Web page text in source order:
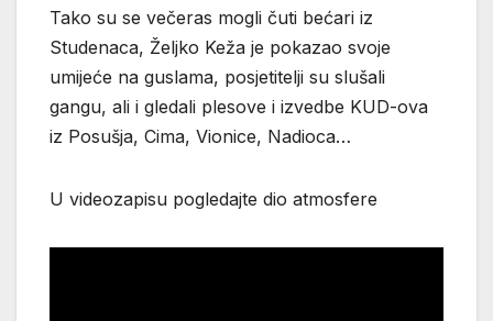
Tako su se večeras mogli čuti bećari iz
Studenaca, Željko Keža je pokazao svoje
umijeće na guslama, posjetitelji su slušali
gangu, ali i gledali plesove i izvedbe KUD-ova
iz Posušja, Cima, Vionice, Nadioca…
U videozapisu pogledajte dio atmosfere